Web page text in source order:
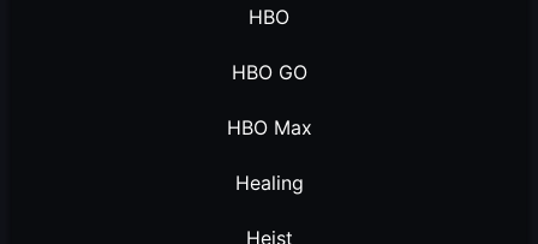
HBO
HBO GO
HBO Max
Healing
Heist